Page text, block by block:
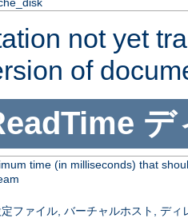
not yet
of
デ
time (in milliseconds) that
ファイル, バーチャルホスト, ディ